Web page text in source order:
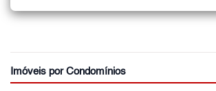
Imóveis por Condomínios